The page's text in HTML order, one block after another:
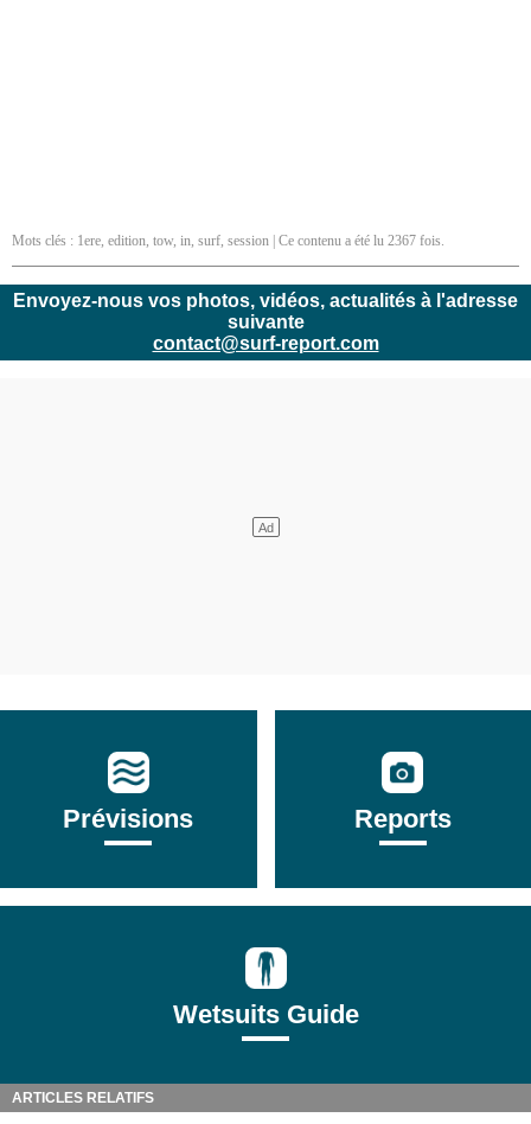
Mots clés : 1ere, edition, tow, in, surf, session | Ce contenu a été lu 2367 fois.
Envoyez-nous vos photos, vidéos, actualités à l'adresse
suivante
contact@surf-report.com
Prévisions Reports
Wetsuits Guide
ARTICLES RELATIFS